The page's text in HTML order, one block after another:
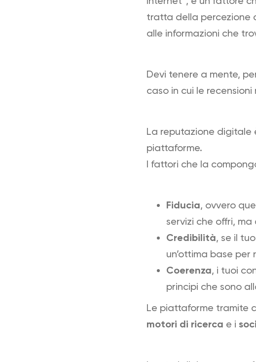
tratta della percezione
alle informazioni che
Devi tenere a mente,
caso in cui le
La reputazione digitale
piattaforme.
I fattori che la
Fiducia, ovvero
servizi che offri,
Credibilità, se il
un’ottima base
Coerenza, i tuoi
principi che sono
Le piattaforme tramite
motori di ricerca e i